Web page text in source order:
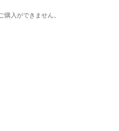
入ができません。